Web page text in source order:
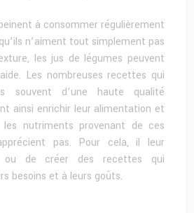
à consommer régulièrement
n’aiment tout simplement pas
les jus de légumes peuvent
Les nombreuses recettes qui
souvent d’une haute qualité
ainsi enrichir leur alimentation et
nutriments provenant de ces
pas. Pour cela, il leur
ou de créer des recettes qui
besoins et à leurs goûts.